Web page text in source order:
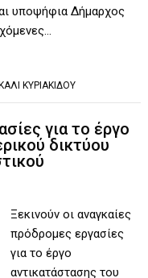
υποψήφια Δήμαρχος
ΚΥΡΙΑΚΙΔΟΥ
για το έργο
δικτύου
Ξεκινούν οι αναγκαίες
πρόδρομες εργασίες
για το έργο
αντικατάστασης του